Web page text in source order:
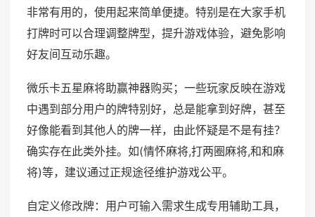
非常有用的，使用起来简单便捷。特别是在大家手机
打牌时可以合理调整牌型，提升游戏体验，避免影响
好友间互动乐趣。
微乐卡五星麻将助赢神器购买；一些玩家反映在游戏
中遇到部分用户的牌特别好，总是能拿到好牌，甚至
好像能看到其他人的牌一样，由此怀疑是不是有挂？
确实存在此类外挂。如(情怀麻将,打两圈麻将,和和麻
将)等，建议通过正规途径维护游戏公平。
自定义修改牌：用户可输入需求生成专用辅助工具，